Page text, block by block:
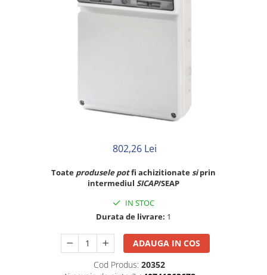
PRELUNGITOARE
802,26 Lei
Toate produsele potfi achizitionatesiprin
intermediul SICAP/SEAP
IN STOC
Durata de livrare: 1
ADAUGA IN COS
Cod Produs: 20352